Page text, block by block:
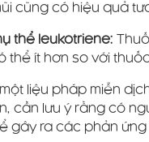
cũng có hiệu quả
thể leukotriene:
thể ít hơn so với
liệu pháp miễn
cần lưu ý rằng có
gây ra các phản